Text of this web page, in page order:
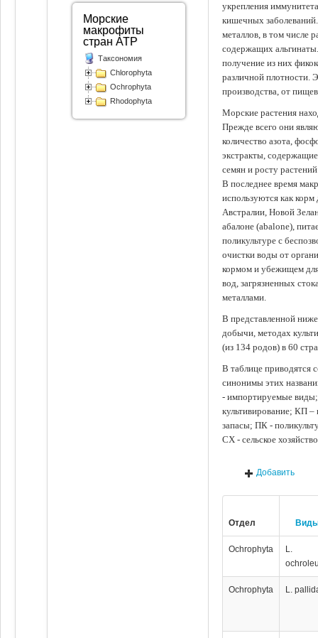
укрепления
кишечных
металлов, в том числе
содержащих
получение из них
различной плотности.
производства, от
Морские растения
Прежде всего они
количество азота,
экстракты,
семян и росту
В последнее время
используются как
Австралии, Новой
абалоне (abalone),
поликультуре с
очистки воды от
кормом и убежищем
вод, загрязненных
металлами.
В представленной
добычи, методах
(из 134 родов) в 60
В таблице приводятся
синонимы этих
- импортируемые
культивирование; КП
запасы; ПК -
СХ - сельское
Добавить
Отдел
Ochrophyta
L.
Ochrophyta L.
Морские
макрофиты
стран АТР
Таксономия
Chlorophyta
Ochrophyta
Rhodophyta